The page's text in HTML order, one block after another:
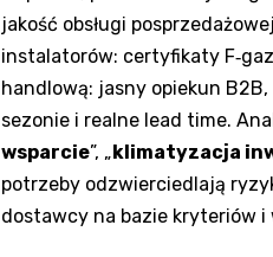
jakość obsługi
instalatorów: certyfikaty
handlową: jasny opiekun
sezonie i realne lead time.
wsparcie”, „klimatyzacja
potrzeby odzwierciedlają
dostawcy na bazie kryteriów i